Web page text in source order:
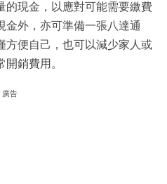
的現金，以應對可能需要繳費
金外，亦可準備一張八達通
方便自己，也可以減少家人或
銷費用。
廣告